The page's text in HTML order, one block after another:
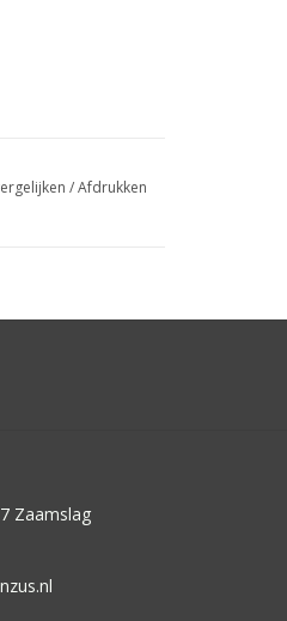
/Afdrukken
Zaamslag